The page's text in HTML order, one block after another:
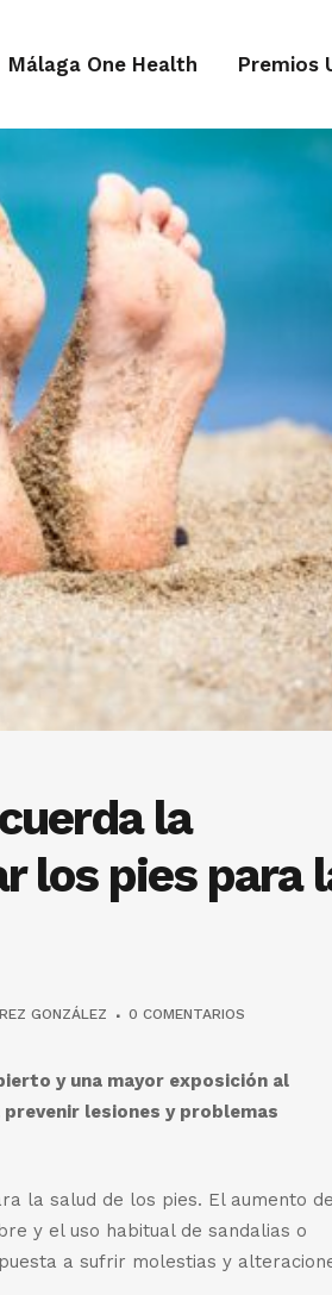
Málaga One Health Premios
la
los pies para
GONZÁLEZ 0 COMENTARIOS
y una mayor exposición al
lesiones y problemas
la salud de los pies. El aumento de
y el uso habitual de sandalias o
a sufrir molestias y